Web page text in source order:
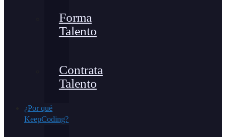
Forma
Talento
Contrata
Talento
¿Por qué
KeepCoding?